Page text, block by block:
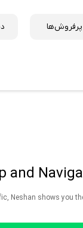
پرفروش‌ها